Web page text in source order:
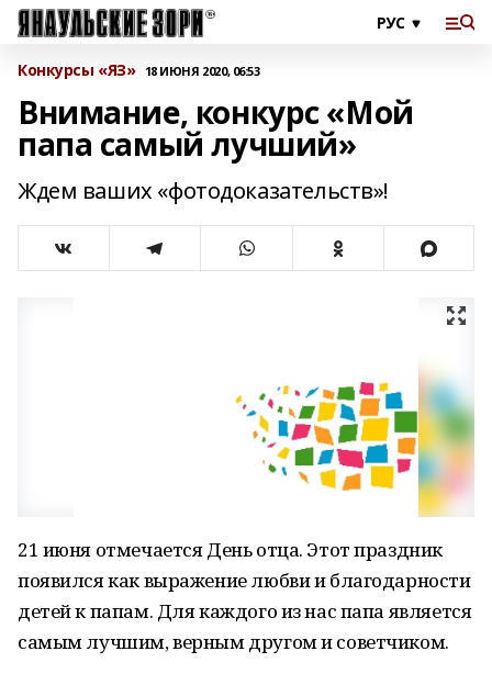
Конкурсы «ЯЗ» 18 ИЮНЯ 2020, 06:53
Внимание, конкурс «Мой
папа самый лучший»
Ждем ваших «фотодоказательств»!
21 июня отмечается День отца. Этот праздник
появился как выражение любви и благодарности
детей к папам. Для каждого из нас папа является
самым лучшим, верным другом и советчиком.